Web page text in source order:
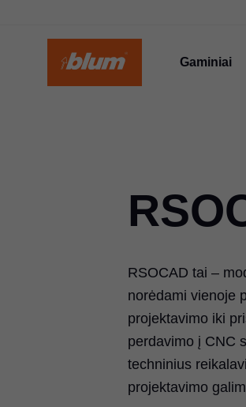
Gaminiai
RSOCAD tai –
norėdami vienoje
projektavimo iki
perdavimo į CNC
techninius
projektavimo